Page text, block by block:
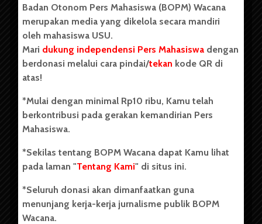
Badan Otonom Pers Mahasiswa (BOPM) Wacana merupakan
pers mahasiswa yang berdiri di luar kampus dan dikelola
secara mandiri oleh mahasiswa Universitas Sumatera Utara
(USU). Sebelumnya BOPM Wacana merupakan salah satu
Unit Kegiatan Mahasiswa (UKM) di Universitas Sumatera
berdiri pada 1 Juli 1995.
Kontribusi
Info Iklan
Pedoman Media Siber
Badan Otonom Pers Mahasiswa (BOPM) Wacana
merupakan media yang dikelola secara mandiri
oleh mahasiswa USU.
Mari dukung independensi Pers Mahasiswa dengan
berdonasi melalui cara pindai/tekan kode QR di
atas!
*Mulai dengan minimal Rp10 ribu, Kamu telah
berkontribusi pada gerakan kemandirian Pers
Mahasiswa.
*Sekilas tentang BOPM Wacana dapat Kamu lihat
pada laman "Tentang Kami" di situs ini.
*Seluruh donasi akan dimanfaatkan guna
menunjang kerja-kerja jurnalisme publik BOPM
Wacana.